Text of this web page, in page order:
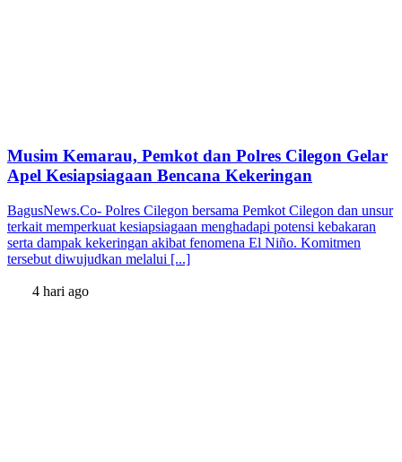
Musim Kemarau, Pemkot dan Polres Cilegon Gelar
Apel Kesiapsiagaan Bencana Kekeringan
BagusNews.Co- Polres Cilegon bersama Pemkot Cilegon dan unsur
terkait memperkuat kesiapsiagaan menghadapi potensi kebakaran
serta dampak kekeringan akibat fenomena El Niño. Komitmen
tersebut diwujudkan melalui [...]
4 hari ago